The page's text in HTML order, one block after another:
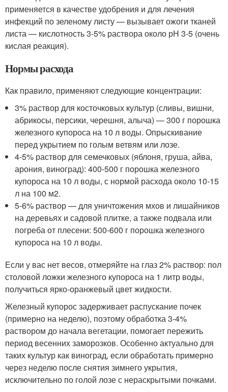
применяется в качестве удобрения и для лечения
инфекций по зеленому листу — вызывает ожоги тканей
листа — кислотность 3-5% раствора около рН 3-5 (очень
кислая реакция).
Нормы расхода
Как правило, применяют следующие концентрации:
3% раствор для косточковых культур (сливы, вишни,
абрикосы, персики, черешня, алыча) — 300 г порошка
железного купороса на 10 л воды. Опрыскивание
перед укрытием по голым ветвям или лозе.
4-5% раствор для семечковых (яблоня, груша, айва,
арония, виноград): 400-500 г порошка железного
купороса на 10 л воды, с нормой расхода около 10-15
л на 100 м2.
5-6% раствор — для уничтожения мхов и лишайников
на деревьях и садовой плитке, а также подвала или
погреба от плесени: 500-600 г порошка железного
купороса на 10 л воды.
Если у вас нет весов, отмеряйте на глаз 2% раствор: пол
столовой ложки железного купороса на 1 литр воды,
получиться ярко-оранжевый цвет жидкости.
Железный купорос задерживает распускание почек
(примерно на неделю), поэтому обработка 3-4%
раствором до начала вегетации, помогает пережить
период весенних заморозков. Особенно актуально для
таких культур как виноград, если обработать примерно
через неделю после снятия зимнего укрытия,
исключительно по голой лозе с нераскрытыми почками.